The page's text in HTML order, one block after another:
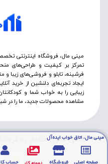
مینی مال، فروشگاه اینترنتی
تمرکز بر کیفیت و طراحی‌های
فرشینه، تابلو و فروشی‌های زیبا و
ایجاد تجربه‌ای دلنشین از خرید
زیبایی را به خواب شما و
مشاهده محصولات جدید، ما را در
تمامی حقوق متعلق به
مینی مال، اتاق خواب ایده‌آل